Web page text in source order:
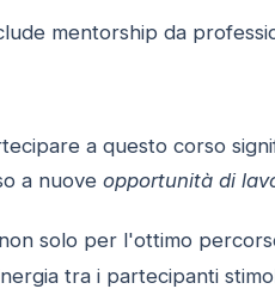
mentorship da
a questo corso
a nuove opportunità di
solo per l'ottimo
tra i partecipanti